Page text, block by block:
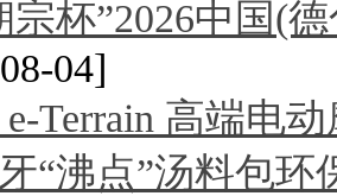
宗杯”2026中国(
04]
Terrain 高端电
“沸点”汤料包环